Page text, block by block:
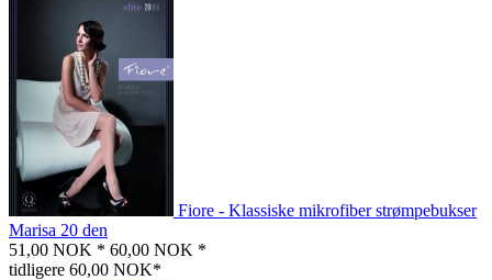
Fiore - Klassiske mikrofiber strømpebukser
Marisa 20 den
51,00 NOK * 60,00 NOK *
tidligere 60,00 NOK*